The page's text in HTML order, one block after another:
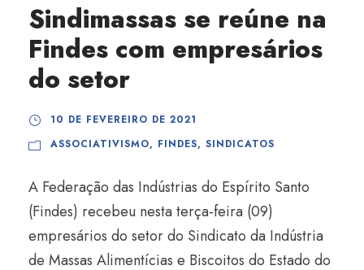
Sindimassas se reúne na
Findes com empresários
do setor
10 DE FEVEREIRO DE 2021
ASSOCIATIVISMO, FINDES, SINDICATOS
A Federação das Indústrias do Espírito Santo
(Findes) recebeu nesta terça-feira (09)
empresários do setor do Sindicato da Indústria
de Massas Alimentícias e Biscoitos do Estado do